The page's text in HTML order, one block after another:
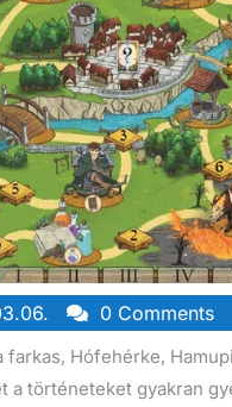
0 Comments
farkas, Hófehérke,
a történeteket gyakran